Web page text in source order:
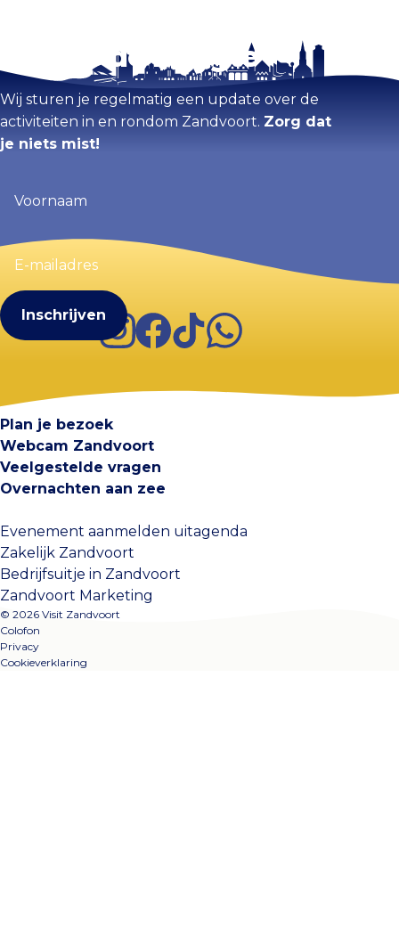
Kaart vergroten
Blijf op de hoogte
Wij sturen je regelmatig een update over de
activiteiten in en rondom Zandvoort. Zorg dat
je niets mist!
(Vereist)
E-
mailadres
InstagramFacebook
TikTokWhatsApp
Plan je bezoek
Webcam Zandvoort
Veelgestelde vragen
Overnachten aan zee
Evenement aanmelden uitagenda
Zakelijk Zandvoort
Bedrijfsuitje in Zandvoort
Zandvoort Marketing
© 2026 Visit Zandvoort
Colofon
Privacy
Cookieverklaring